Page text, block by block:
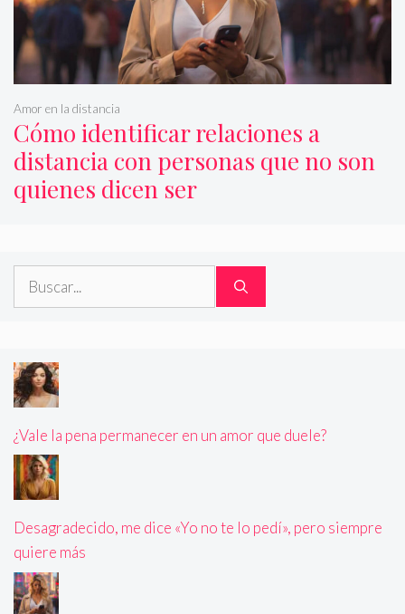
Cómo identificar relaciones a
distancia con personas que no son
quienes dicen ser
Amor en la distancia
Buscar:
¿Vale la pena permanecer en un amor que duele?
Desagradecido, me dice «Yo no te lo pedí», pero siempre
quiere más